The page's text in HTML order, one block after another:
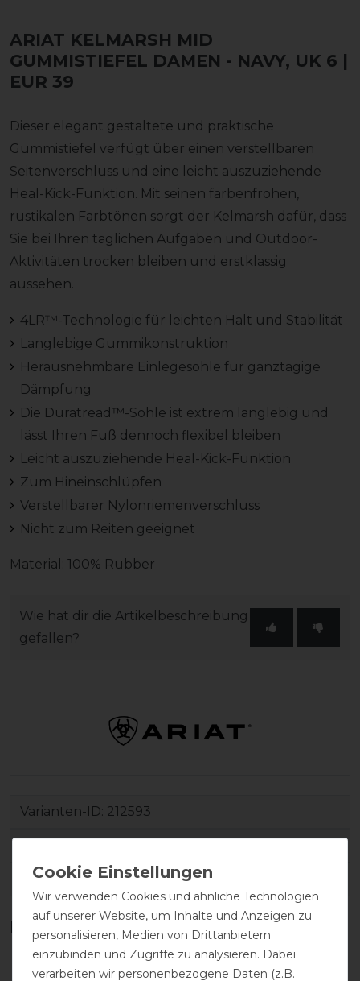
ARIAT KELMARSH MID
GUMMISTIEFEL DAMEN - NAVY, UK 6 |
EUR 39
Dieser elegant gestaltete und praktische
Gummistiefel verfügt über einen verstellbaren
Seitenverschluss und eine leicht auszuziehende
Heal-Kick-Funktion. Mit seinen farbenfrohen,
rustikalen Farbtönen sorgt der Kelmarsh dafür, dass
Sie bei Ihren täglichen Aufgaben und Outdoor-
Aktivitäten trocken bleiben und erstklassig
aussehen.
4LR™-Technologie für leichten Halt und Stabilität
Langlebige Gummikonstruktion
Herausnehmbare Einlegesohle für ganztägige
Dämpfung
Die Duratread™-Sohle ist extrem langlebig und
lässt Ihren Fuß dennoch flexibel bleiben
Leicht auszuziehende Heal-Kick-Funktion
Zum Hineinschlüpfen
Verstellbarer Nylonriemenverschluss
Nicht zum Reiten geeignet
Material: 100% Rubber
Wie hat dir die Artikelbeschreibung
gefallen?
Varianten-ID: 212593
EAN:195696514082
Kundenrezensionen (0)
Wir verwenden Cookies und ähnliche Technologien
auf unserer Website, um Inhalte und Anzeigen zu
personalisieren, Medien von Drittanbietern
einzubinden und Zugriffe zu analysieren. Dabei
verarbeiten wir personenbezogene Daten (z.B.